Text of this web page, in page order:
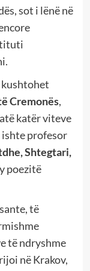
sot i lënë në
kushtohet
Cremonës,
katër viteve
ishte profesor
Shtegtari,
poezitë
të
të ndryshme
në Krakov,